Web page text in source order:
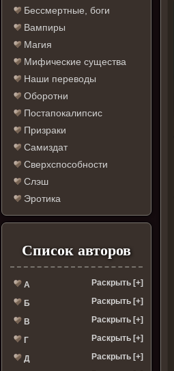
Бессмертные, боги
Вампиры
Магия
Мифические существа
Наши переводы
Оборотни
Постапокалипсис
Призраки
Самиздат
Сверхспособности
Слэш
Эротика
Список авторов
А Раскрыть [+]
Б Раскрыть [+]
В Раскрыть [+]
Г Раскрыть [+]
Д Раскрыть [+]